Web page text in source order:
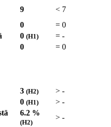
9 < 7
0 = 0
0 (H1) = -
0 = 0
3 (H2) > -
0 (H1) > -
6.2 %
(H2)
> -